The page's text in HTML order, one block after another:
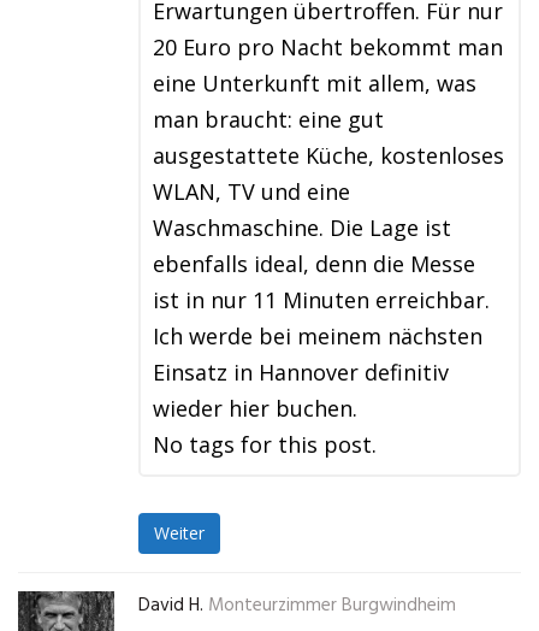
Erwartungen übertroffen. Für nur
20 Euro pro Nacht bekommt man
eine Unterkunft mit allem, was
man braucht: eine gut
ausgestattete Küche, kostenloses
WLAN, TV und eine
Waschmaschine. Die Lage ist
ebenfalls ideal, denn die Messe
ist in nur 11 Minuten erreichbar.
Ich werde bei meinem nächsten
Einsatz in Hannover definitiv
wieder hier buchen.
No tags for this post.
Weiter
David H. Monteurzimmer Burgwindheim